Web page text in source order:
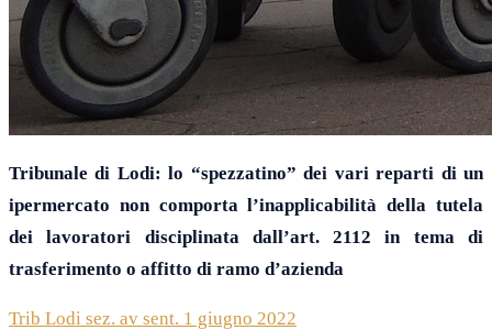
Tribunale di Lodi: lo “spezzatino” dei vari reparti di un
ipermercato non comportal’inapplicabilità della tutela
dei lavoratori disciplinata dall’art. 2112 in tema di
trasferimento o affitto di ramo d’azienda
Trib Lodi sez. av sent. 1 giugno 2022